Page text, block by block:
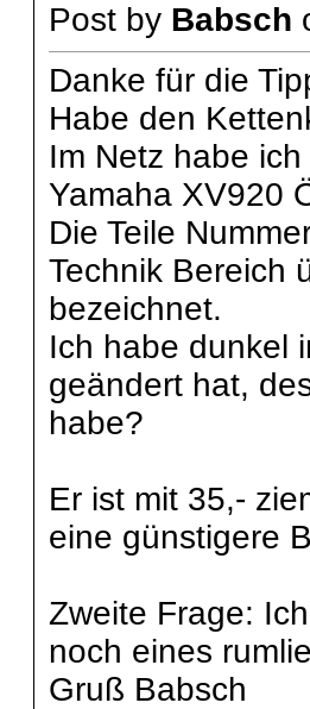
Post by Babsch
Danke für die
Habe den
Im Netz habe
Yamaha XV920
Die Teile
Technik Bereich
bezeichnet.
Ich habe dunkel
geändert hat,
habe?
Er ist mit 35,-
eine günstigere
Zweite Frage:
noch eines
Gruß Babsch